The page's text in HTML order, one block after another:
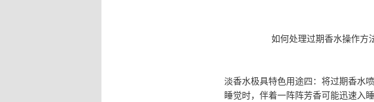
如何处理过期香水操作方
淡香水极具特色用途四：将过期香水
睡觉时，伴着一阵阵芳香可能迅速入